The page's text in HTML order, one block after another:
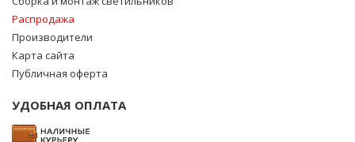
Распродажа
Производители
Карта сайта
Публичная оферта
УДОБНАЯ ОПЛАТА